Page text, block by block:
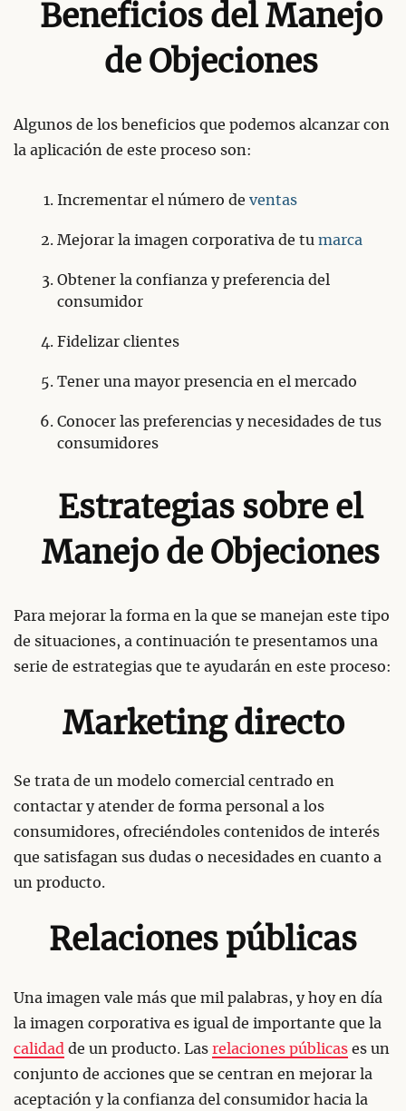
Beneficios del Manejo
de Objeciones
Algunos de los beneficios que podemos alcanzar con
la aplicación de este proceso son:
Incrementar el número de ventas
Mejorar la imagen corporativa de tu marca
Obtener la confianza y preferencia del
consumidor
Fidelizar clientes
Tener una mayor presencia en el mercado
Conocer las preferencias y necesidades de tus
consumidores
Estrategias sobre el
Manejo de Objeciones
Para mejorar la forma en la que se manejan este tipo
de situaciones, a continuación te presentamos una
serie de estrategias que te ayudarán en este proceso:
Marketing directo
Se trata de un modelo comercial centrado en
contactar y atender de forma personal a los
consumidores, ofreciéndoles contenidos de interés
que satisfagan sus dudas o necesidades en cuanto a
un producto.
Relaciones públicas
Una imagen vale más que mil palabras, y hoy en día
la imagen corporativa es igual de importante que la
calidad de un producto. Las relaciones públicas es un
conjunto de acciones que se centran en mejorar la
aceptación y la confianza del consumidor hacia la